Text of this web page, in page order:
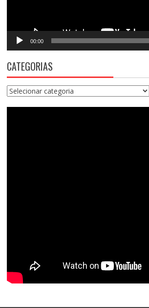
00:00
CATEGORIAS
Categorias